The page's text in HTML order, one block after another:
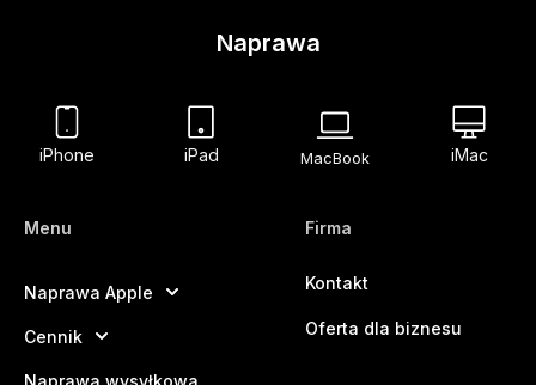
Naprawa
iPhone iPad MacBook iMac
Menu
Naprawa Apple
Cennik
Firma
Kontakt
Oferta dla biznesu